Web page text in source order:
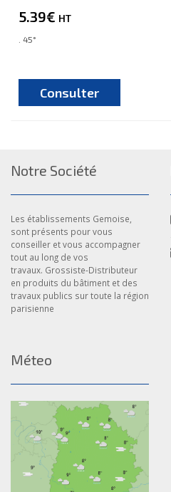
5.39€ HT
. 45°
Consulter
Notre Société
Les établissements Gemoise,
sont présents pour vous
conseiller et vous accompagner
tout au long de vos
travaux. Grossiste-Distributeur
en produits du bâtiment et des
travaux publics sur toute la région
parisienne
Méteo